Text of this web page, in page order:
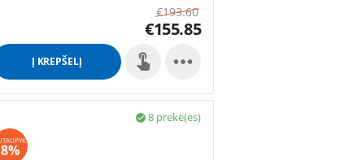
€193.60
€155.85
Į KREPŠELĮ 
8 prekė(ės)

8%